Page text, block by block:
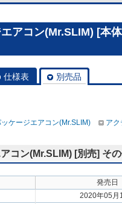
アコン(Mr.SLIM) [本
仕様表 別売品
ケージエアコン(Mr.SLIM) ア
コン(Mr.SLIM) [別売] そ
発売日
2020年05月